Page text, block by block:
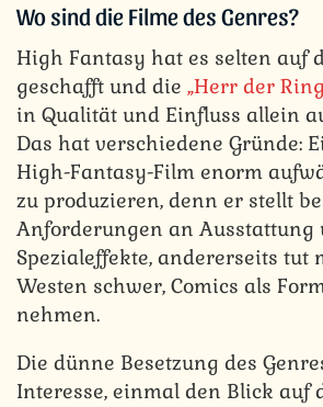
Wo sind die Filme des Genres?
High Fantasy hat es selten auf
geschafft und die „Herr der
in Qualität und Einfluss allein
Das hat verschiedene Gründe:
High-Fantasy-Film enorm
zu produzieren, denn er stellt
Anforderungen an Ausstattung
Spezialeffekte, andererseits tut
Westen schwer, Comics als
nehmen.
Die dünne Besetzung des
Interesse, einmal den Blick auf